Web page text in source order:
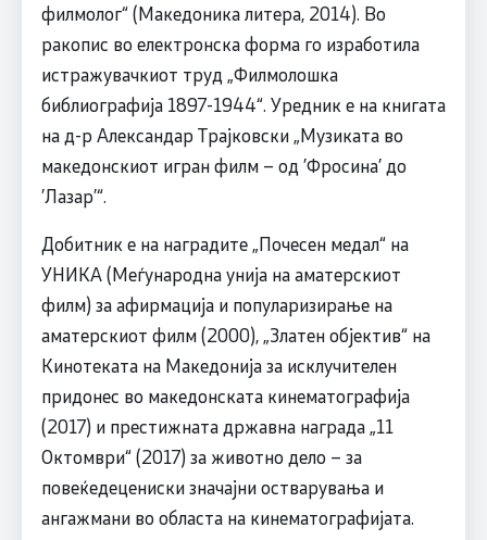
филмолог“ (Македоника литера, 2014). Во
ракопис во електронска форма го изработила
истражувачкиот труд „Филмолошка
библиографија 1897-1944“. Уредник е на книгата
на д-р Александар Трајковски „Музиката во
македонскиот игран филм – од ’Фросина’ до
’Лазар’“.
Добитник е на наградите „Почесен медал“ на
УНИКА (Меѓународна унија на аматерскиот
филм) за афирмација и популаризирање на
аматерскиот филм (2000), „Златен објектив“ на
Кинотеката на Македонија за исклучителен
придонес во македонската кинематографија
(2017) и престижната државна награда „11
Октомври“ (2017) за животно дело – за
повеќедецениски значајни остварувања и
ангажмани во областа на кинематографијата.